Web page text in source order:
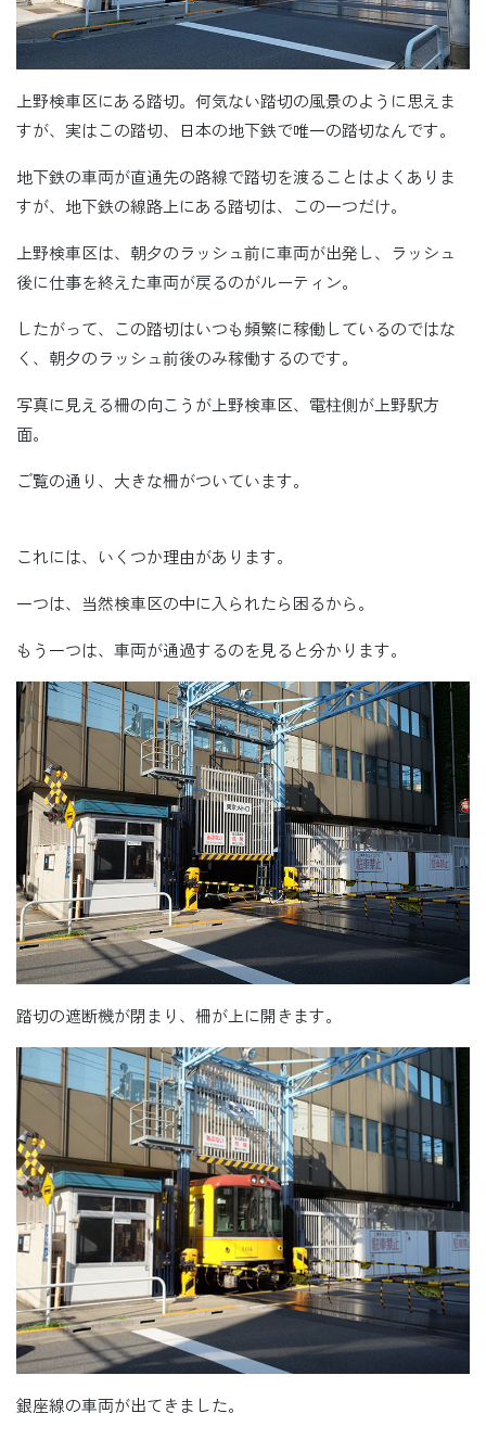
上野検車区にある踏切。何気ない踏切の風景のように思えま
すが、実はこの踏切、日本の地下鉄で唯一の踏切なんです。
地下鉄の車両が直通先の路線で踏切を渡ることはよくありま
すが、地下鉄の線路上にある踏切は、この一つだけ。
上野検車区は、朝夕のラッシュ前に車両が出発し、ラッシュ
後に仕事を終えた車両が戻るのがルーティン。
したがって、この踏切はいつも頻繁に稼働しているのではな
く、朝夕のラッシュ前後のみ稼働するのです。
写真に見える柵の向こうが上野検車区、電柱側が上野駅方
面。
ご覧の通り、大きな柵がついています。
これには、いくつか理由があります。
一つは、当然検車区の中に入られたら困るから。
もう一つは、車両が通過するのを見ると分かります。
踏切の遮断機が閉まり、柵が上に開きます。
銀座線の車両が出てきました。